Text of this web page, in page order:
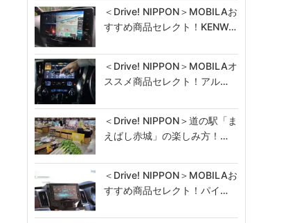
＜Drive! NIPPON＞MOBILAお
すすめ商品セレクト！KENW…
＜Drive! NIPPON＞MOBILAオ
ススメ商品セレクト！アル…
＜Drive! NIPPON＞道の駅「ま
えばし赤城」の楽しみ方！…
＜Drive! NIPPON＞MOBILAお
すすめ商品セレクト！パイ…